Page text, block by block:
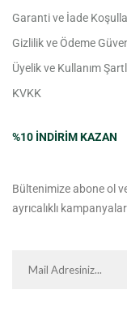
Garanti ve İade
Gizlilik ve Ödeme
Üyelik ve Kullanım
KVKK
%10 INDIRIM KAZAN
Bültenimize abone ol
ayrıcalıklı